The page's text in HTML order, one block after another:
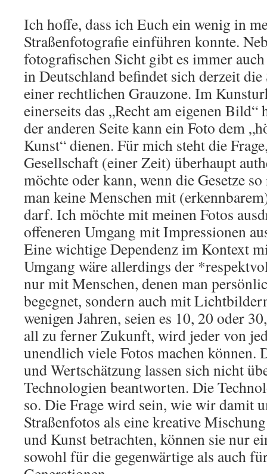
Ich hoffe, dass ich Euch ein wenig in
Straßenfotografie einführen konnte.
fotografischen Sicht gibt es immer
in Deutschland befindet sich derzeit
einer rechtlichen Grauzone. Im
einerseits das „Recht am eigenen
der anderen Seite kann ein Foto dem
Kunst“ dienen. Für mich steht die
Gesellschaft (einer Zeit) überhaupt
möchte oder kann, wenn die Gesetze
man keine Menschen mit
darf. Ich möchte mit meinen Fotos
offeneren Umgang mit Impressionen
Eine wichtige Dependenz im Kontext
Umgang wäre allerdings der
nur mit Menschen, denen man
begegnet, sondern auch mit
wenigen Jahren, seien es 10, 20 oder
all zu ferner Zukunft, wird jeder von
unendlich viele Fotos machen können.
und Wertschätzung lassen sich nicht
Technologien beantworten. Die
so. Die Frage wird sein, wie wir damit
Straßenfotos als eine kreative
und Kunst betrachten, können sie nur
sowohl für die gegenwärtige als auch